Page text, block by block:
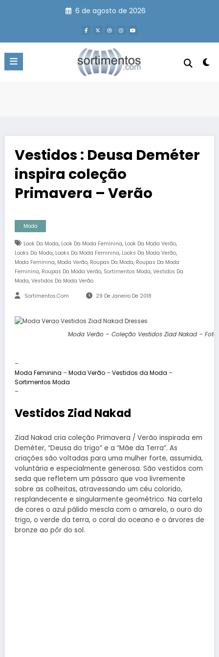
6 de agosto de 2026
Vestidos : Deusa Deméter
inspira coleção
Primavera – Verão
Moda
Look Da Moda, Look Da Moda Feminina, Look Da Moda Verão,
Looks Da Moda, Looks Da Moda Feminina, Looks Da Moda Verão,
Moda Feminina, Moda Verão, Roupas Da Moda, Roupas Da Moda
Feminina, Roupas Da Moda Verão, Sortimentos Moda, Vestidos Da
Moda, Vestidos Da Moda Verão
Sortimentos.com 29 De Janeiro De 2018
Moda Verão – Coleção Vestidos Ziad Nakad –
–
Moda Feminina –Moda Verão –Vestidos da Moda –
Sortimentos Moda
–
Vestidos Ziad Nakad
Ziad Nakad cria coleção Primavera / Verão inspirada em
Deméter, “Deusa do trigo” e a “Mãe da Terra”. As
criações são voltadas para uma mulher forte, assumida,
voluntária e especialmente generosa. São vestidos com
seda que refletem um pássaro que voa livremente
sobre as colheitas, atravessando um céu colorido,
resplandecente e singularmente geométrico. Na cartela
de cores o azul pálido mescla com o amarelo, o ouro do
trigo, o verde da terra, o coral do oceano e o árvores de
bronze ao pôr do sol.